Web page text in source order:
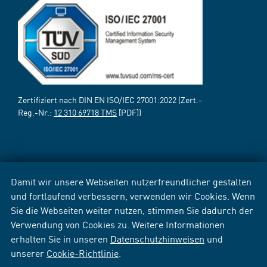
Damit wir unsere Webseiten nutzerfreundlicher gestalten
und fortlaufend verbessern, verwenden wir Cookies. Wenn
Sie die Webseiten weiter nutzen, stimmen Sie dadurch der
Verwendung von Cookies zu. Weitere Informationen
erhalten Sie in unseren Datenschutzhinweisen und
unserer Cookie-Richtlinie
Zertifiziert nach DIN EN ISO/IEC 27001:2022 (Zert.-
Reg.-Nr.: 12 310 69718 TMS [PDF])